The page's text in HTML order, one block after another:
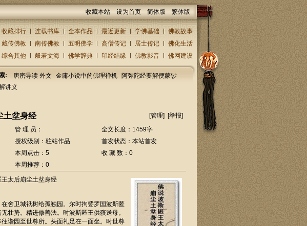
收藏本站 设为首页 简体版 繁体版
收藏排行 连载书库 全本作品 最近更新 学佛基础
佛教故事
藏传佛教 南传佛教 五明佛学 高僧传记 居士传记
佛化生活
综合其他 般若文海 佛学辞典 印经结缘 佛教影音 佛网建设
: 唐密导读 外文 金庸小说中的佛理禅机
阿弥陀经要解便蒙钞
讲义
土坌身经 [管理] [举报]
管 理 员：
全文长度：1459字
授权级别：驻站作品
首发状态：本站首发
本周点击：5
收 藏 数：0
本周推荐：0
太后崩尘土坌身经
舍卫城祇树给孤独园。尔时拘娑罗国波斯匿
壮势。精进修善法。时波斯匿王供殡送母。
诣园至世尊所。头面礼足在一面坐。时世尊